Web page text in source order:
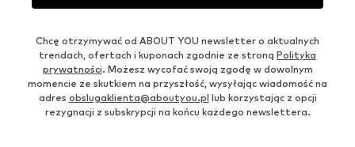
Chcę otrzymywać od ABOUT YOU newsletter o aktualnych
trendach, ofertach i kuponach zgodnie ze stroną Polityka
prywatności. Możesz wycofać swoją zgodę w dowolnym
momencie ze skutkiem na przyszłość, wysyłając wiadomość na
adres obslugaklienta@aboutyou.pl lub korzystając z opcji
rezygnacji z subskrypcji na końcu każdego newslettera.